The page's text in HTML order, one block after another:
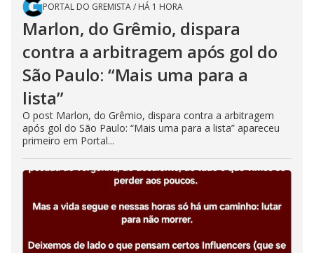
PORTAL DO GREMISTA/ HÁ 1 HORA
Marlon, do Grêmio, dispara
contra a arbitragem após gol do
São Paulo: “Mais uma para a
lista”
O post Marlon, do Grêmio, dispara contra a arbitragem
após gol do São Paulo: “Mais uma para a lista” apareceu
primeiro em Portal...